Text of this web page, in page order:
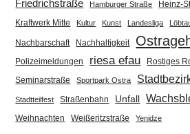
Friedrichstraße Hamburger Straße Heinz-
Kraftwerk Mitte
Kultur Kunst Landesliga
Nachbarschaft Nachhaltigkeit
Polizeimeldungen riesa efau Rostiges
Seminarstraße Sportpark Ostra
Stadtteilfest Straßenbahn Unfall
Weihnachten Weißeritzstraße Yenidze